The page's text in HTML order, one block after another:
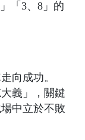
向成功。
義」，關鍵
中立於不敗